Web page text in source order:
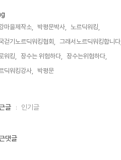
마을제작소, 박평문박사,
노르딕워킹,
걷기노르딕워킹협회,
그래서노르딕워킹합니다,
워킹,
장수는 위험하다,
장수는위험하다,
딕워킹강사,
박평문,
글 인기글
댓글